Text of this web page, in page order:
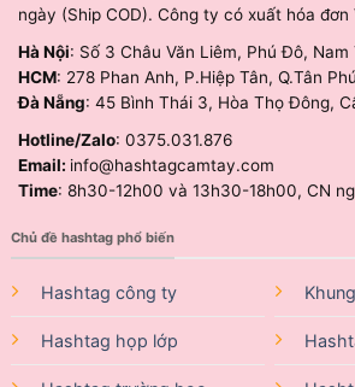
ngày (Ship COD). Công ty có xuất hóa đơn
Hà Nội: Số 3 Châu Văn Liêm, Phú Đô, Nam
HCM: 278 Phan Anh, P.Hiệp Tân, Q.Tân
Đà Nẵng: 45 Bình Thái 3, Hòa Thọ Đông,
Hotline/Zalo: 0375.031.876
Email: info@hashtagcamtay.com
Time: 8h30-12h00 và 13h30-18h00, CN
Chủ đề hashtag phổ biến
Hashtag công ty
Hashtag họp lớp